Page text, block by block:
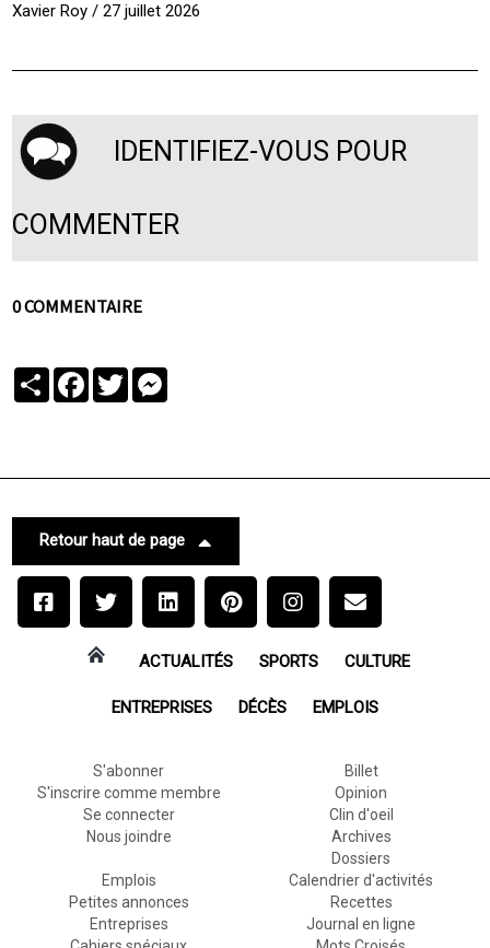
Xavier Roy / 27 juillet 2026
IDENTIFIEZ-VOUS POUR
COMMENTER
0 COMMENTAIRE
PartagerFacebook
Twitter
Retour haut de page
ACTUALITÉS SPORTS CULTURE
ENTREPRISES DÉCÈS EMPLOIS
S'abonner
S'inscrire comme membre
Se connecter
Nous joindre
Billet
Opinion
Clin d'oeil
Archives
Dossiers
Emplois
Petites annonces
Entreprises
Calendrier d'activités
Recettes
Journal en ligne